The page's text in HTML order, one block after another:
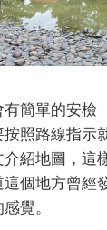
簡單的安檢
照路線指示
紹地圖，這
個地方曾經
覺。